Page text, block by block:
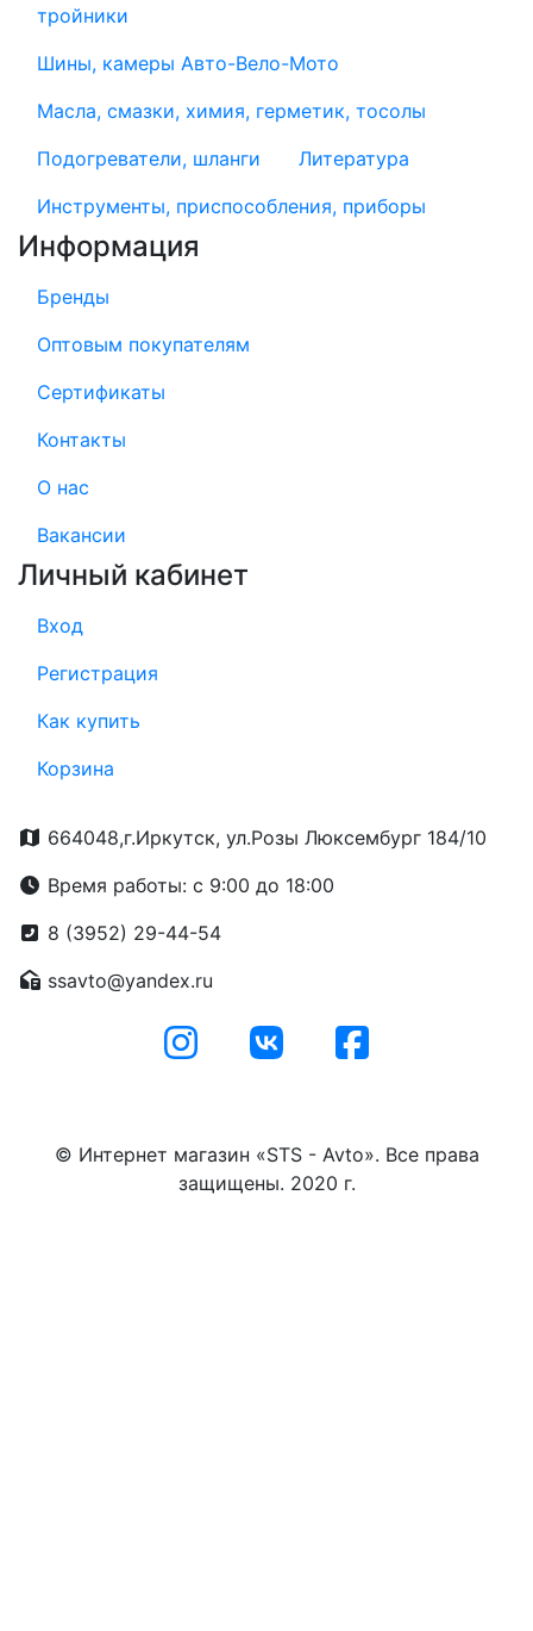
тройники
Шины, камеры Авто-Вело-Мото
Масла, смазки, химия, герметик, тосолы
Подогреватели, шланги
Литература
Инструменты, приспособления, приборы
Информация
Бренды
Оптовым покупателям
Сертификаты
Контакты
О нас
Вакансии
Личный кабинет
Вход
Регистрация
Как купить
Корзина
664048,г.Иркутск, ул.Розы Люксембург 184/10
Время работы: с 9:00 до 18:00
8 (3952) 29-44-54
ssavto@yandex.ru
© Интернет магазин «STS - Avto». Все права
защищены. 2020 г.